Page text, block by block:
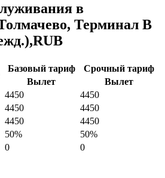
в
Терминал B
Базовый тариф
Срочный тариф
Вылет
Вылет
4450
4450
4450
4450
4450
4450
50%
50%
0 0